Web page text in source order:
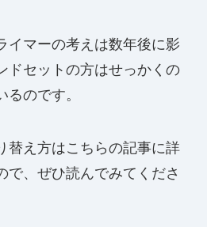
イマーの考えは数年後に影
ドセットの方はせっかくの
のです。
替え方はこちらの記事に詳
で、ぜひ読んでみてくださ